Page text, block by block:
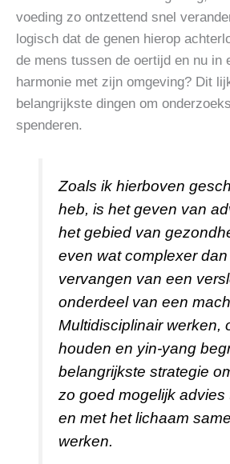
voeding zo ontzettend snel
logisch dat de genen hierop
de mens tussen de oertijd en nu in
harmonie met zijn omgeving? Dit
belangrijkste dingen om
spenderen.
Zoals ik hierboven
heb, is het geven van
het gebied van
even wat complexer
vervangen van een
onderdeel van een
Multidisciplinair werken,
houden en yin-yang
belangrijkste strategie
zo goed mogelijk advies
en met het lichaam
werken.